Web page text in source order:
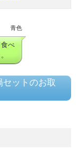
青色
べ
ットのお取